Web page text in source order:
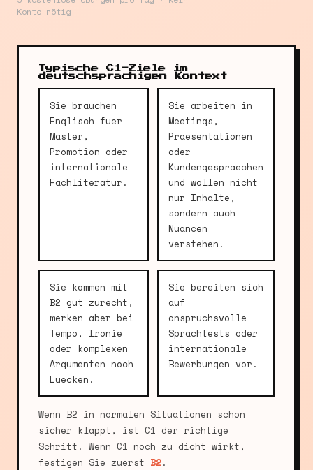
Konto nötig
Typische C1-Ziele im
deutschsprachigen Kontext
Sie brauchen
Englisch fuer
Master,
Promotion oder
internationale
Fachliteratur.
Sie arbeiten in
Meetings,
Praesentationen
oder
Kundengespraechen
und wollen nicht
nur Inhalte,
sondern auch
Nuancen
verstehen.
Sie kommen mit
B2 gut zurecht,
merken aber bei
Tempo, Ironie
oder komplexen
Argumenten noch
Luecken.
Sie bereiten sich
auf
anspruchsvolle
Sprachtests oder
internationale
Bewerbungen vor.
Wenn B2 in normalen Situationen schon
sicher klappt, ist C1 der richtige
Schritt. Wenn C1 noch zu dicht wirkt,
festigen Sie zuerst B2.